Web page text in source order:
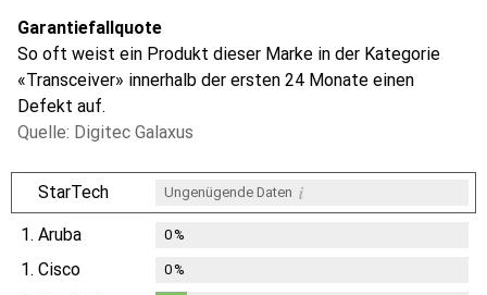
Garantiefallquote
So oft weist ein Produkt dieser Marke in der Kategorie
«Transceiver» innerhalb der ersten 24 Monate einen
Defekt auf.
Quelle: Digitec Galaxus
StarTech Ungenügende Daten i
1. Aruba 0%
1. Cisco 0%